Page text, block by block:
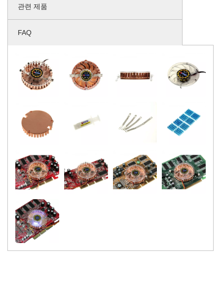
관련 제품
FAQ